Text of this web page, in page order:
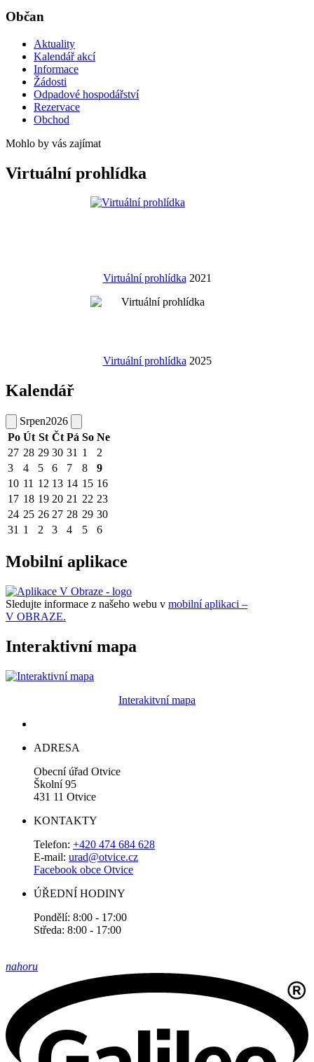
Občan
Aktuality
Kalendář akcí
Informace
Žádosti
Odpadové hospodářství
Rezervace
Obchod
Mohlo by vás zajímat
Virtuální prohlídka
Virtuální prohlídka2021
Virtuální prohlídka2025
Kalendář
Srpen2026
Po Út St Čt Pá So Ne
27 28 29 30 31 1
2
3
4 5 6 7 8
9
10 11 12 13 14 15 16
17 18 19 20 21 22 23
24 25 26 27 28 29 30
31 1 2 3 4 5 6
Mobilní aplikace
Sledujte informace z našeho webu v mobilní aplikaci –
V OBRAZE.
Interaktivní mapa
Interakitvní mapa
ADRESA
Obecní úřad Otvice
Školní 95
431 11 Otvice
KONTAKTY
Telefon: +420 474 684 628
E-mail: urad@otvice.cz
Facebook obce Otvice
ÚŘEDNÍ HODINY
Pondělí: 8:00 - 17:00
Středa: 8:00 - 17:00
nahoru